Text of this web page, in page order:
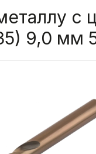
с
9,0 мм